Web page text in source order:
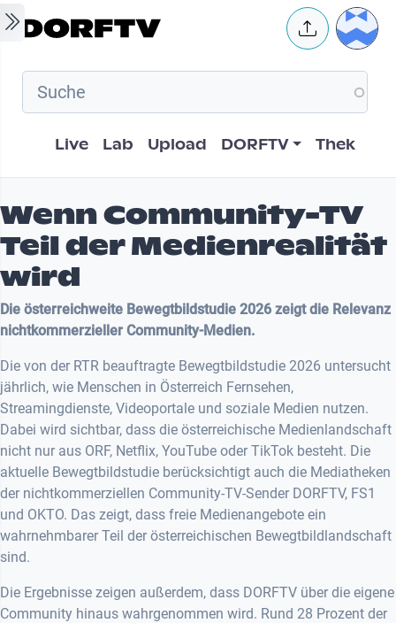
Skip to main content User
Hauptnavigation
Live Lab Upload DORFTV Thek
Wenn Community-TV
Teil der Medienrealität
wird
Die österreichweite Bewegtbildstudie 2026 zeigt die Relevanz
nichtkommerzieller Community-Medien.
Die von der RTR beauftragte Bewegtbildstudie 2026 untersucht
jährlich, wie Menschen in Österreich Fernsehen,
Streamingdienste, Videoportale und soziale Medien nutzen.
Dabei wird sichtbar, dass die österreichische Medienlandschaft
nicht nur aus ORF, Netflix, YouTube oder TikTok besteht. Die
aktuelle Bewegtbildstudie berücksichtigt auch die Mediatheken
der nichtkommerziellen Community-TV-Sender DORFTV, FS1
und OKTO. Das zeigt, dass freie Medienangebote ein
wahrnehmbarer Teil der österreichischen Bewegtbildlandschaft
sind.
Die Ergebnisse zeigen außerdem, dass DORFTV über die eigene
Community hinaus wahrgenommen wird. Rund 28 Prozent der